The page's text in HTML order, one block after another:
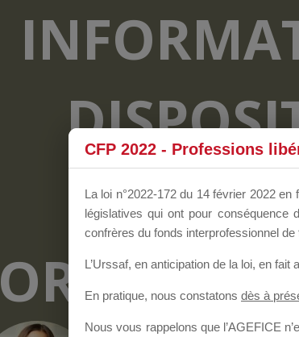
Groupe Public il y a 10 heures
CFP 2022 - Professions
La loi n°2022-172 du 14 février 2022
législatives qui ont pour conséquence
confrères du fonds interprofessionnel
L’Urssaf, en anticipation de la loi, en fait
En pratique, nous constatons dès à
Nous vous rappelons que l’AGEFICE